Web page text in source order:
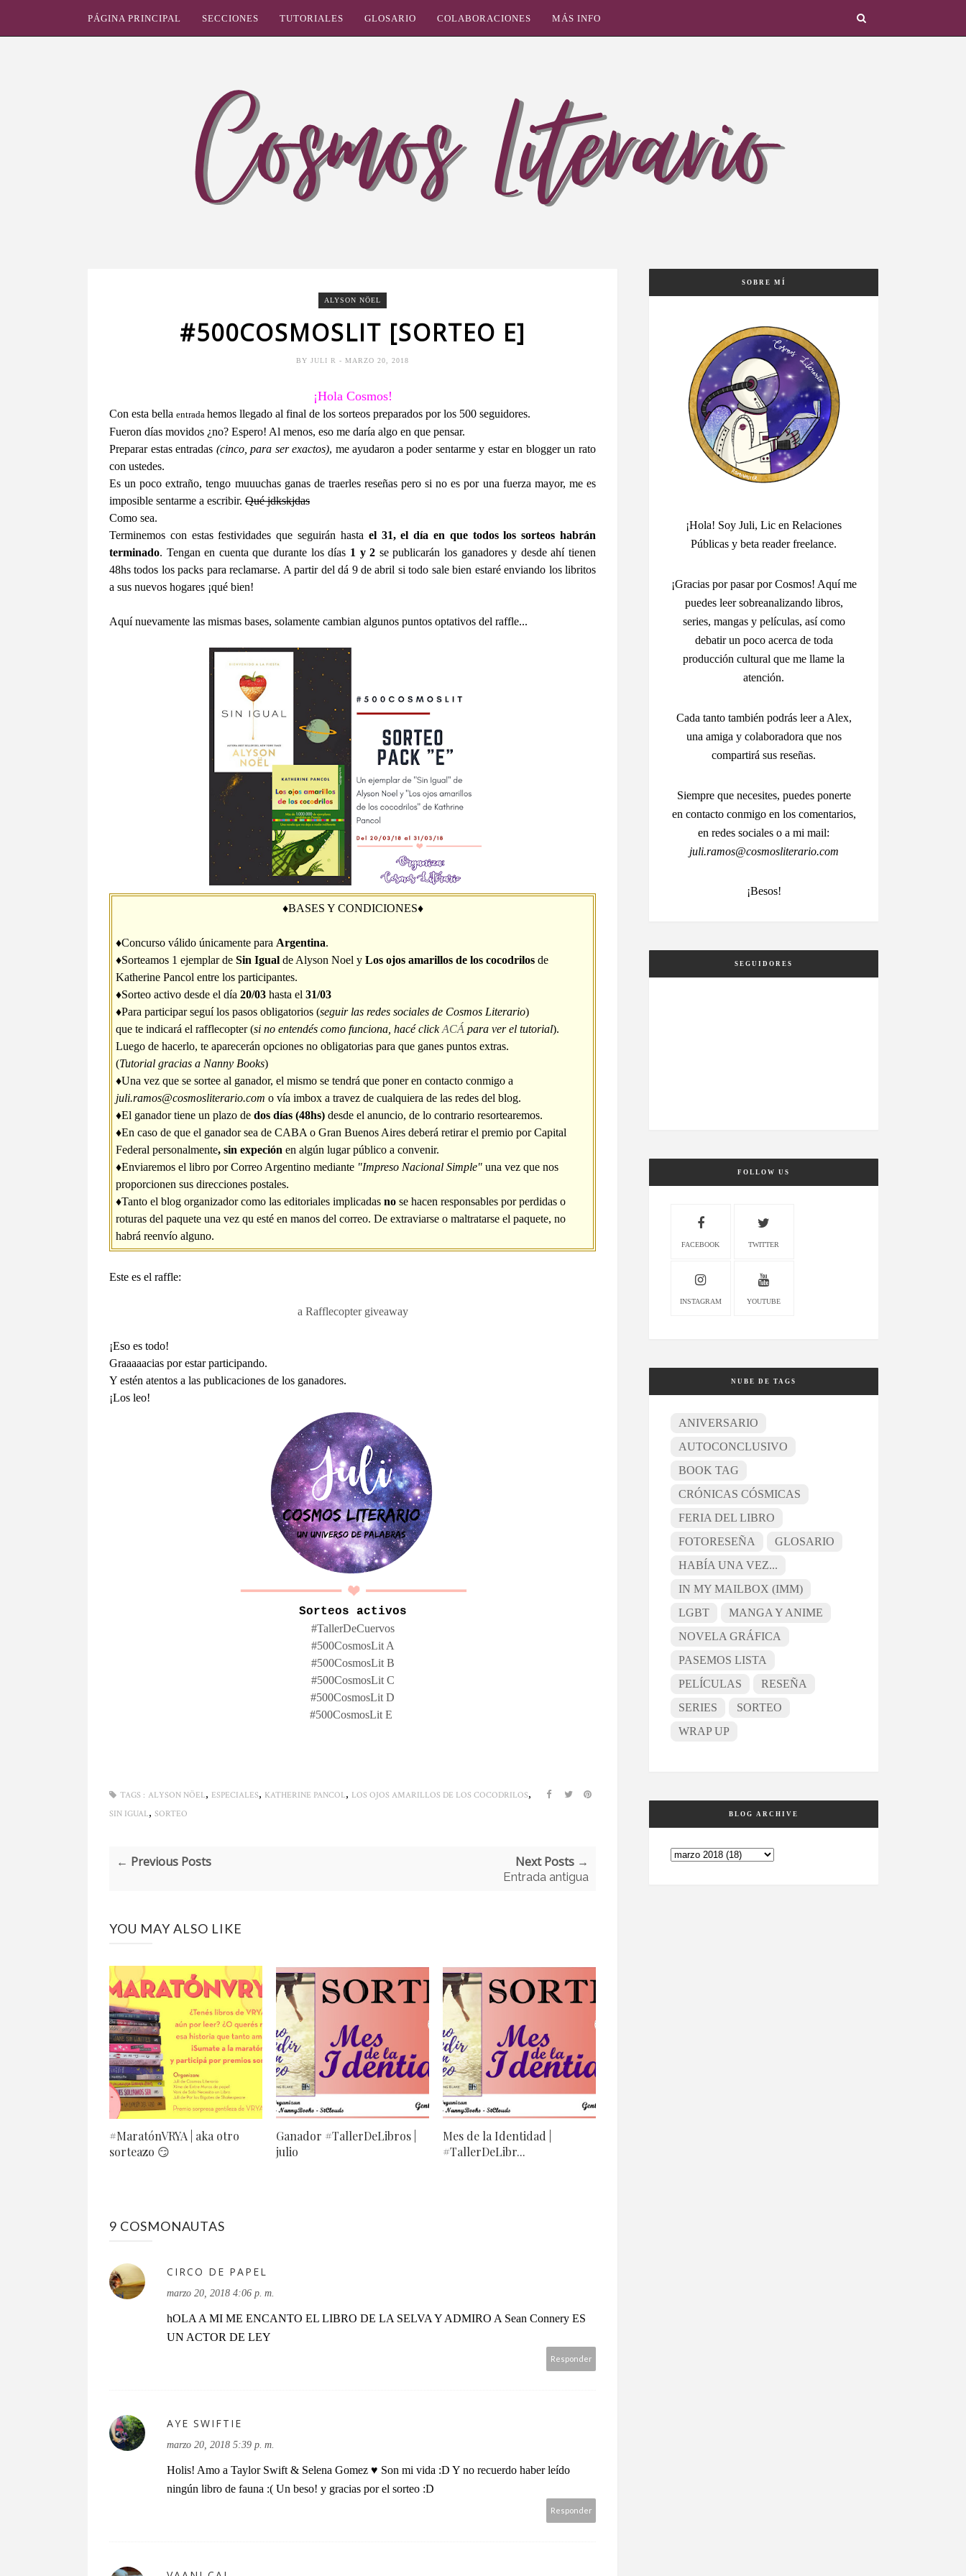
PÁGINA PRINCIPAL SECCIONES TUTORIALES GLOSARIO COLABORACIONES MÁS INFO
ALYSON NÖEL
#500COSMOSLIT [SORTEO E]
BY JULI R - MARZO 20, 2018
¡Hola Cosmos!
Con esta bella entrada hemos llegado al final de los sorteos preparados por los 500 seguidores.
Fueron días movidos ¿no? Espero! Al menos, eso me daría algo en que pensar.
Preparar estas entradas (cinco, para ser exactos), me ayudaron a poder sentarme y estar en blogger un rato
con ustedes.
Es un poco extraño, tengo muuuchas ganas de traerles reseñas pero si no es por una fuerza mayor, me es
imposible sentarme a escribir. Qué jdkskjdas
Como sea.
Terminemos con estas festividades que seguirán hasta el 31, el día en que todos los sorteos habrán
terminado. Tengan en cuenta que durante los días 1 y 2 se publicarán los ganadores y desde ahí tienen
48hs todos los packs para reclamarse. A partir del dá 9 de abril si todo sale bien estaré enviando los libritos
a sus nuevos hogares ¡qué bien!
Aquí nuevamente las mismas bases, solamente cambian algunos puntos optativos del raffle...
♦BASES Y CONDICIONES♦
♦Concurso válido únicamente para Argentina.
♦Sorteamos 1 ejemplar de Sin Igual de Alyson Noel y Los ojos amarillos de los cocodrilos de
Katherine Pancol entre los participantes.
♦Sorteo activo desde el día 20/03 hasta el 31/03
♦Para participar seguí los pasos obligatorios (seguir las redes sociales de Cosmos Literario)
que te indicará el rafflecopter (si no entendés como funciona, hacé clickACÁ para ver el tutorial).
Luego de hacerlo, te aparecerán opciones no obligatorias para que ganes puntos extras.
(Tutorial gracias a Nanny Books)
♦Una vez que se sortee al ganador, el mismo se tendrá que poner en contacto conmigo a
juli.ramos@cosmosliterario.com o vía imbox a travez de cualquiera de las redes del blog.
♦El ganador tiene un plazo de dos días (48hs) desde el anuncio, de lo contrario resortearemos.
♦En caso de que el ganador sea de CABA o Gran Buenos Aires deberá retirar el premio por Capital
Federal personalmente, sin expeción en algún lugar público a convenir.
♦Enviaremos el libro por Correo Argentino mediante "Impreso Nacional Simple" una vez que nos
proporcionen sus direcciones postales.
♦Tanto el blog organizador como las editoriales implicadas no se hacen responsables por perdidas o
roturas del paquete una vez qu esté en manos del correo. De extraviarse o maltratarse el paquete, no
habrá reenvío alguno.
Este es el raffle:
a Rafflecopter giveaway
¡Eso es todo!
Graaaaacias por estar participando.
Y estén atentos a las publicaciones de los ganadores.
¡Los leo!
Sorteos activos
#TallerDeCuervos
#500CosmosLit A
#500CosmosLit B
#500CosmosLit C
#500CosmosLit D
#500CosmosLit E
TAGS : ALYSON NÖEL, ESPECIALES, KATHERINE PANCOL, LOS OJOS AMARILLOS DE LOS COCODRILOS,
SIN IGUAL, SORTEO
← Previous Posts Next Posts →
Entrada antigua
YOU MAY ALSO LIKE
#MaratónVRYA | aka otro
sorteazo 😏
Ganador #TallerDeLibros |
julio
Mes de la Identidad |
#TallerDeLibr...
9 COSMONAUTAS
CIRCO DE PAPEL
marzo 20, 2018 4:06 p. m.
hOLA A MI ME ENCANTO EL LIBRO DE LA SELVA Y ADMIRO A Sean Connery ES
UN ACTOR DE LEY
Responder
AYE SWIFTIE
marzo 20, 2018 5:39 p. m.
Holis! Amo a Taylor Swift & Selena Gomez ♥ Son mi vida :D Y no recuerdo haber leído
ningún libro de fauna :( Un beso! y gracias por el sorteo :D
Responder
SOBRE MÍ
¡Hola! Soy Juli, Lic en Relaciones
Públicas y beta reader freelance.
¡Gracias por pasar por Cosmos! Aquí me
puedes leer sobreanalizando libros,
series, mangas y películas, así como
debatir un poco acerca de toda
producción cultural que me llame la
atención.
Cada tanto también podrás leer a Alex,
una amiga y colaboradora que nos
compartirá sus reseñas.
Siempre que necesites, puedes ponerte
en contacto conmigo en los comentarios,
en redes sociales o a mi mail:
juli.ramos@cosmosliterario.com
¡Besos!
SEGUIDORES
FOLLOW US
FACEBOOK TWITTER
INSTAGRAM YOUTUBE
NUBE DE TAGS
ANIVERSARIO
AUTOCONCLUSIVO
BOOK TAG
CRÓNICAS CÓSMICAS
FERIA DEL LIBRO
FOTORESEÑA
GLOSARIO
HABÍA UNA VEZ...
IN MY MAILBOX (IMM)
LGBT
MANGA Y ANIME
NOVELA GRÁFICA
PASEMOS LISTA
PELÍCULAS
RESEÑA
SERIES
SORTEO
WRAP UP
BLOG ARCHIVE